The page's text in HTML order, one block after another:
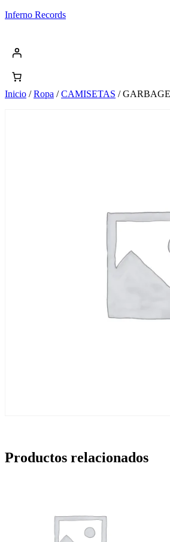
Saltar
Inferno Records
Inicio /Ropa /CAMISETAS /
Productos relacionados